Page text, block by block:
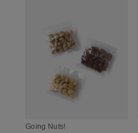
Going Nuts!